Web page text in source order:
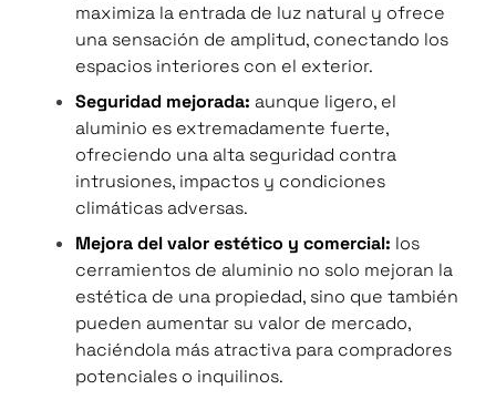
maximiza la entrada de luz natural y ofrece
una sensación de amplitud, conectando los
espacios interiores con el exterior.
Seguridad mejorada: aunque ligero, el
aluminio es extremadamente fuerte,
ofreciendo una alta seguridad contra
intrusiones, impactos y condiciones
climáticas adversas.
Mejora del valor estético y comercial: los
cerramientos de aluminio no solo mejoran la
estética de una propiedad, sino que también
pueden aumentar su valor de mercado,
haciéndola más atractiva para compradores
potenciales o inquilinos.